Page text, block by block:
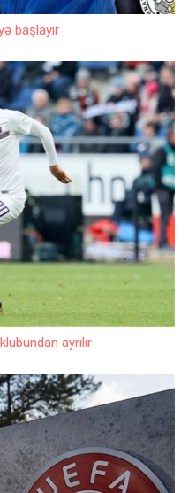
başlayır
klubundan ayrılır